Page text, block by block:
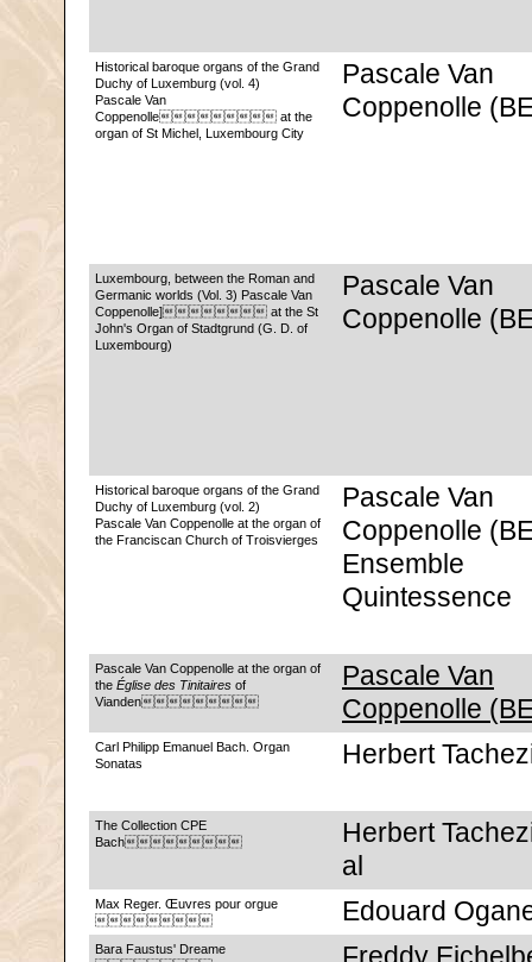
Historical baroque organs of the Grand
Duchy of Luxemburg (vol. 4)
Pascale Van
Coppenolle at the
organ of St Michel, Luxembourg City
Pascale Van
Coppenolle
Luxembourg, between the Roman and
Germanic worlds (Vol. 3) Pascale Van
Coppenolle] at the St
John's Organ of Stadtgrund (G. D. of
Luxembourg)
Pascale Van
Coppenolle
Historical baroque organs of the Grand
Duchy of Luxemburg (vol. 2)
Pascale Van Coppenolle at the organ of
the Franciscan Church of Troisvierges
Pascale Van
Coppenolle
Ensemble
Quintessence
Pascale Van Coppenolle at the organ of
the Église des Tinitaires of
Vianden
Pascale Van
Coppenolle
Carl Philipp Emanuel Bach. Organ
Sonatas
Herbert
The Collection CPE
Bach
Herbert
al
Max Reger. Œuvres pour orgue
Edouard
Bara Faustus' Dreame